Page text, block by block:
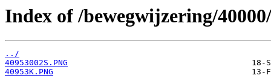
Index of /bewegwijzering/
../
40953002S.PNG
40953K.PNG